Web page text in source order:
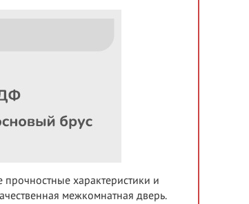
характеристики и
межкомнатная дверь.